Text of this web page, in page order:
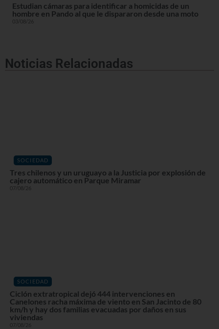
Estudian cámaras para identificar a homicidas de un
hombre en Pando al que le dispararon desde una moto
03/08/26
Noticias Relacionadas
SOCIEDAD
Tres chilenos y un uruguayo a la Justicia por explosión de
cajero automático en Parque Miramar
07/08/26
SOCIEDAD
Ciclón extratropical dejó 444 intervenciones en
Canelones racha máxima de viento en San Jacinto de 80
km/h y hay dos familias evacuadas por daños en sus
viviendas
07/08/26